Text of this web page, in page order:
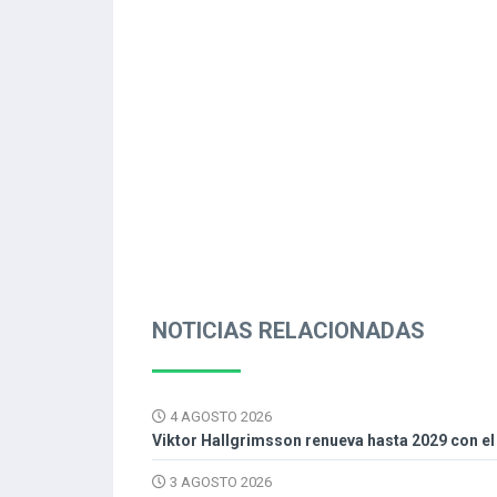
NOTICIAS RELACIONADAS
4 AGOSTO 2026
Viktor Hallgrimsson renueva hasta 2029 con el
3 AGOSTO 2026